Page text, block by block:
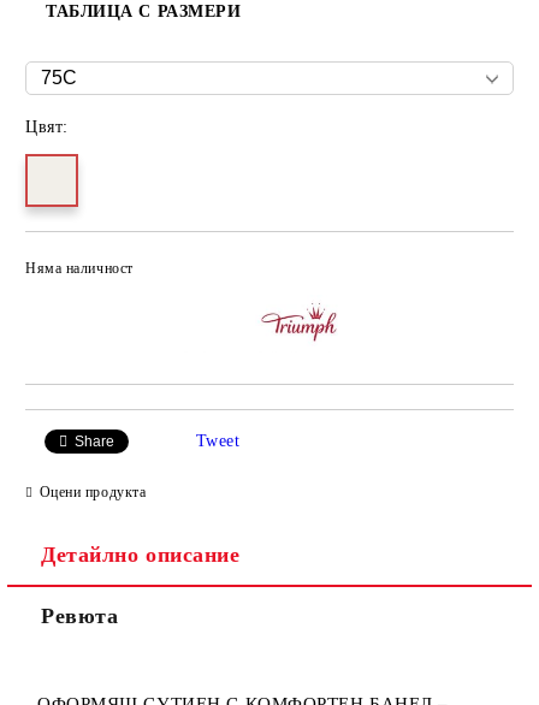
ТАБЛИЦА С РАЗМЕРИ
Цвят:
Няма наличност
Share Tweet
Оцени продукта
Детайлно описание
Ревюта